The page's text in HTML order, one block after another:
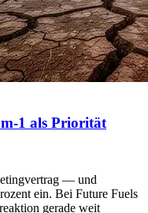
1 als Priorität
— und
ein. Bei Future Fuels
gerade weit